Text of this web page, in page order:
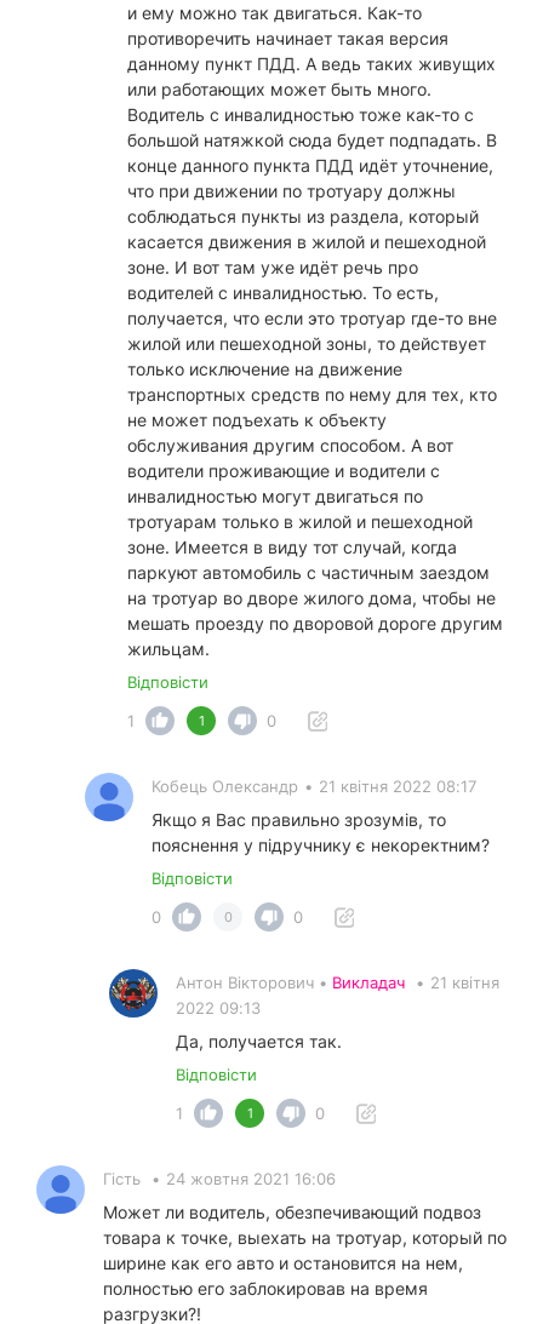
и ему можно так двигаться. Как-то
противоречить начинает такая версия
данному пункт ПДД. А ведь таких живущих
или работающих может быть много.
Водитель с инвалидностью тоже как-то с
большой натяжкой сюда будет подпадать. В
конце данного пункта ПДД идёт уточнение,
что при движении по тротуару должны
соблюдаться пункты из раздела, который
касается движения в жилой и пешеходной
зоне. И вот там уже идёт речь про
водителей с инвалидностью. То есть,
получается, что если это тротуар где-то вне
жилой или пешеходной зоны, то действует
только исключение на движение
транспортных средств по нему для тех, кто
не может подъехать к объекту
обслуживания другим способом. А вот
водители проживающие и водители с
инвалидностью могут двигаться по
тротуарам только в жилой и пешеходной
зоне. Имеется в виду тот случай, когда
паркуют автомобиль с частичным заездом
на тротуар во дворе жилого дома, чтобы не
мешать проезду по дворовой дороге другим
жильцам.
Відповісти
1
1 0
Кобець Олександр • 21 квітня 2022 08:17
Якщо я Вас правильно зрозумів, то
пояснення у підручнику є некоректним?
Відповісти
0
0 0
Антон Вікторович • Викладач • 21 квітня
2022 09:13
Да, получается так.
Відповісти
1
1 0
Гість • 24 жовтня 2021 16:06
Может ли водитель, обезпечивающий подвоз
товара к точке, выехать на тротуар, который по
ширине как его авто и остановится на нем,
полностью его заблокировав на время
разгрузки?!